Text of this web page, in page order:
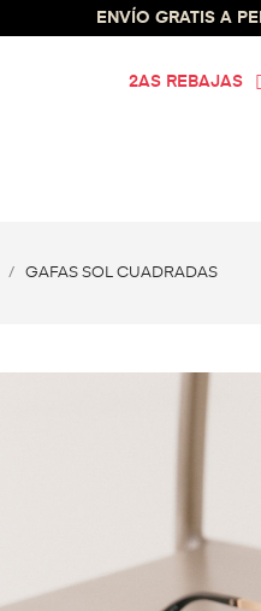
ENVÍO GRATIS A
2AS REBAJAS
GAFAS SOL CUADRADAS